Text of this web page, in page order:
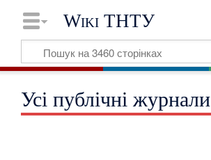
Wiki ТНТУ
Усі публічні журнали